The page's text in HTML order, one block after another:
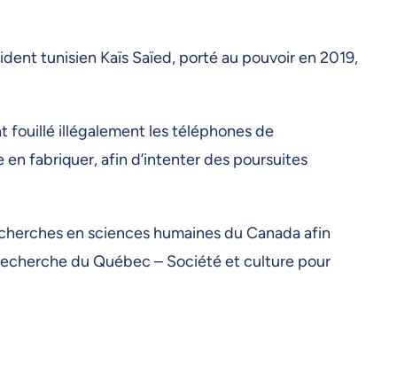
tunisien Kaïs Saïed, porté au pouvoir en 2019,
fouillé illégalement les téléphones de
fabriquer, afin d’intenter des poursuites
en sciences humaines du Canada afin
du Québec – Société et culture pour